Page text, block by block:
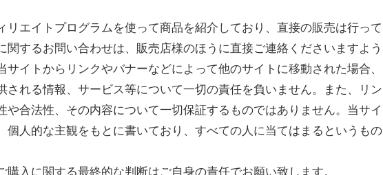
リエイトプログラムを使って商品を紹介しており、直接の販売は行って
関するお問い合わせは、販売店様のほうに直接ご連絡くださいますよう
サイトからリンクやバナーなどによって他のサイトに移動された場合、
される情報、サービス等について一切の責任を負いません。また、リン
や合法性、その内容について一切保証するものではありません。当サイ
個人的な主観をもとに書いており、すべての人に当てはまるというもの
購入に関する最終的な判断はご自身の責任でお願い致します。